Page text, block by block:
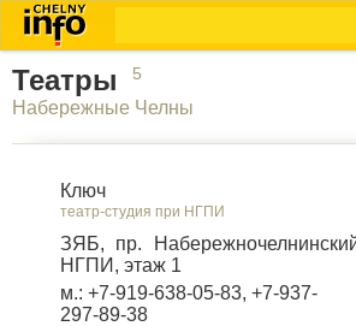
Театры 5
Набережные Челны
Ключ
театр-студия при НГПИ
ЗЯБ, пр.
НГПИ, этаж 1
м.: +7-919-638-05-83, +7-937-
297-89-38